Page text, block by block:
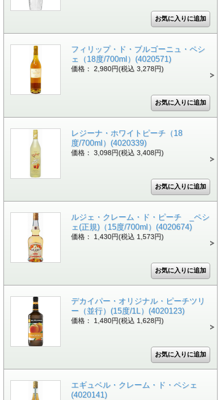
フィリップ・ド・ブルゴーニュ・ペシ
ェ（18度/700ml）(4020571)
価格： 2,980円(税込 3,278円)
レジーナ・ホワイトピーチ（18
度/700ml）(4020339)
価格： 3,098円(税込 3,408円)
ルジェ・クレーム・ド・ピーチ _ペシ
ェ(正規)（15度/700ml）(4020674)
価格： 1,430円(税込 1,573円)
デカイパー・オリジナル・ピーチツリ
ー（並行）(15度/1L）(4020123)
価格： 1,480円(税込 1,628円)
エギュベル・クレーム・ド・ペシェ
(4020141)